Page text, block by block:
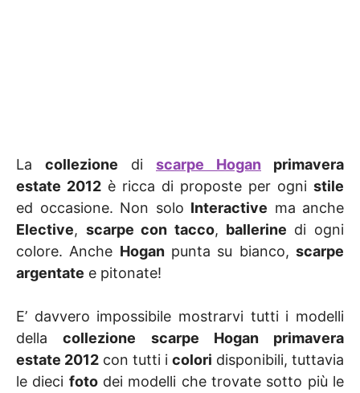
La collezione di scarpe Hogan primavera
estate 2012 è ricca di proposte per ogni stile
ed occasione. Non solo Interactive ma anche
Elective, scarpe con tacco, ballerine di ogni
colore. Anche Hoganpunta su bianco,scarpe
argentate e pitonate!
E’ davvero impossibile mostrarvi tutti i modelli
dellacollezione scarpe Hogan primavera
estate 2012 con tutti i colori disponibili, tuttavia
le dieci fotodei modelli che trovate sotto più le